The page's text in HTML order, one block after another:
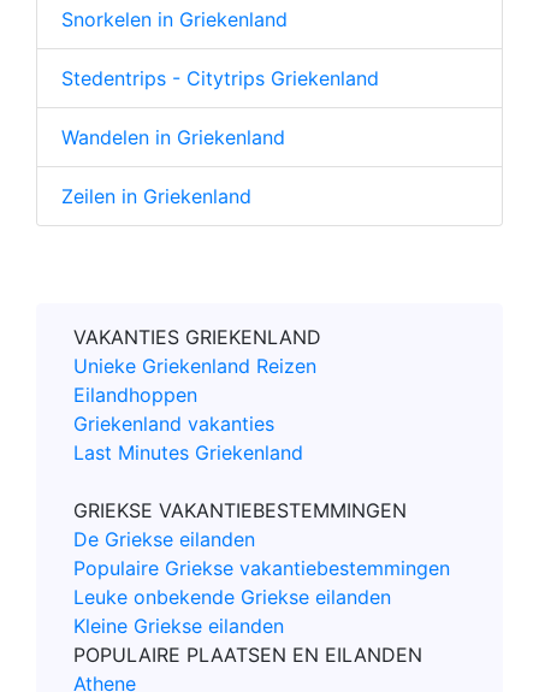
Snorkelen in Griekenland
Stedentrips - Citytrips Griekenland
Wandelen in Griekenland
Zeilen in Griekenland
VAKANTIES GRIEKENLAND
Unieke Griekenland Reizen
Eilandhoppen
Griekenland vakanties
Last Minutes Griekenland
GRIEKSE VAKANTIEBESTEMMINGEN
De Griekse eilanden
Populaire Griekse vakantiebestemmingen
Leuke onbekende Griekse eilanden
Kleine Griekse eilanden
POPULAIRE PLAATSEN EN EILANDEN
Athene